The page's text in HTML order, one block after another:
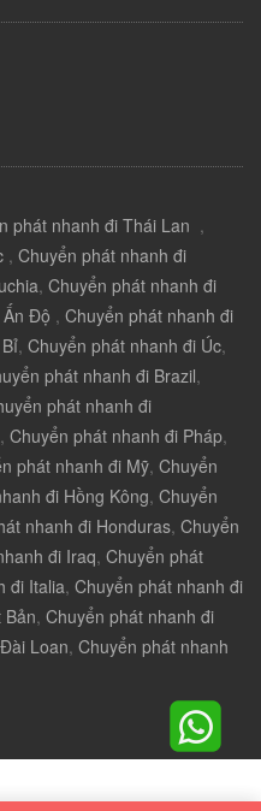
phát nhanh đi Thái Lan ,
, Chuyển phát nhanh đi
, Chuyển phát nhanh đi
Độ , Chuyển phát nhanh đi
, Chuyển phát nhanh đi Úc,
phát nhanh đi Brazil,
phát nhanh đi
, Chuyển phát nhanh đi Pháp,
phát nhanh đi Mỹ, Chuyển
đi Hồng Kông, Chuyển
nhanh đi Honduras, Chuyển
đi Iraq, Chuyển phát
đi Italia, Chuyển phát nhanh đi
Bản, Chuyển phát nhanh đi
Loan, Chuyển phát nhanh